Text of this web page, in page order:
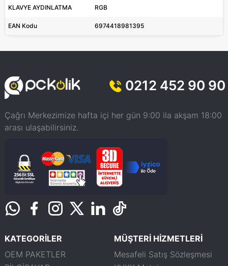
KLAVYE AYDINLATMA RGB
EAN Kodu 6974418981395
0212 452 90 90
Çağrı Merkezimize hafta içi her gün 9:00 ila akşam 18:00
arası ulaşabilirsiniz.
KATEGORİLER
OEM PAKETLER
MÜŞTERİ HİZMETLERİ
Mesafeli Satış Sözleşmesi